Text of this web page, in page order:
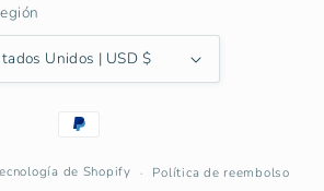
Estados Unidos | USD $
Formas
pago
de Shopify Política de reembolso